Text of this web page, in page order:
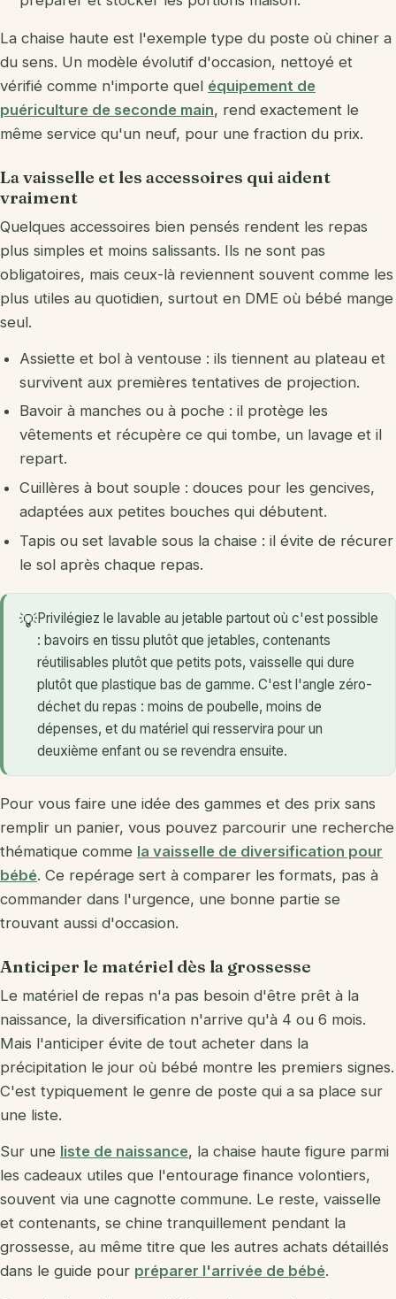
La chaise haute est l'exemple type du poste où chiner a
du sens. Un modèle évolutif d'occasion, nettoyé et
vérifié comme n'importe quel équipement de
puériculture de seconde main, rend exactement le
même service qu'un neuf, pour une fraction du prix.
La vaisselle et les accessoires qui aident
vraiment
Quelques accessoires bien pensés rendent les repas
plus simples et moins salissants. Ils ne sont pas
obligatoires, mais ceux-là reviennent souvent comme les
plus utiles au quotidien, surtout en DME où bébé mange
seul.
Assiette et bol à ventouse : ils tiennent au plateau et
survivent aux premières tentatives de projection.
Bavoir à manches ou à poche : il protège les
vêtements et récupère ce qui tombe, un lavage et il
repart.
Cuillères à bout souple : douces pour les gencives,
adaptées aux petites bouches qui débutent.
Tapis ou set lavable sous la chaise : il évite de récurer
le sol après chaque repas.
💡Privilégiez le lavable au jetable partout où c'est possible
: bavoirs en tissu plutôt que jetables, contenants
réutilisables plutôt que petits pots, vaisselle qui dure
plutôt que plastique bas de gamme. C'est l'angle zéro-
déchet du repas : moins de poubelle, moins de
dépenses, et du matériel qui resservira pour un
deuxième enfant ou se revendra ensuite.
Pour vous faire une idée des gammes et des prix sans
remplir un panier, vous pouvez parcourir une recherche
thématique comme la vaisselle de diversification pour
bébé. Ce repérage sert à comparer les formats, pas à
commander dans l'urgence, une bonne partie se
trouvant aussi d'occasion.
Anticiper le matériel dès la grossesse
Le matériel de repas n'a pas besoin d'être prêt à la
naissance, la diversification n'arrive qu'à 4 ou 6 mois.
Mais l'anticiper évite de tout acheter dans la
précipitation le jour où bébé montre les premiers signes.
C'est typiquement le genre de poste qui a sa place sur
une liste.
Sur une liste de naissance, la chaise haute figure parmi
les cadeaux utiles que l'entourage finance volontiers,
souvent via une cagnotte commune. Le reste, vaisselle
et contenants, se chine tranquillement pendant la
grossesse, au même titre que les autres achats détaillés
dans le guide pour préparer l'arrivée de bébé.